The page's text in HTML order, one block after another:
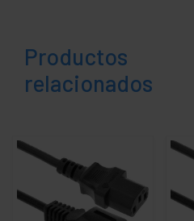
Productos
relacionados